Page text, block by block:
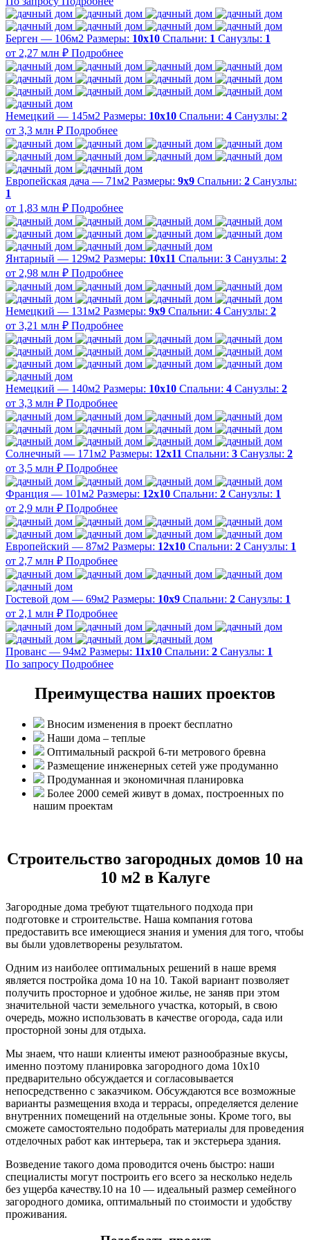
Берген — 106м2 Размеры: 10х10 Спальни: 1 Санузлы: 1
от 2,27 млн ₽ Подробнее
Немецкий — 145м2 Размеры: 10х10 Спальни: 4 Санузлы: 2
от 3,3 млн ₽ Подробнее
Европейская дача — 71м2 Размеры: 9х9 Спальни: 2 Санузлы:
1
от 1,83 млн ₽ Подробнее
Янтарный — 129м2 Размеры: 10х11 Спальни: 3 Санузлы: 2
от 2,98 млн ₽ Подробнее
Немецкий — 131м2 Размеры: 9х9 Спальни: 4 Санузлы: 2
от 3,21 млн ₽ Подробнее
Немецкий — 140м2 Размеры: 10х10 Спальни: 4 Санузлы: 2
от 3,3 млн ₽ Подробнее
Солнечный — 171м2 Размеры: 12х11 Спальни: 3 Санузлы: 2
от 3,5 млн ₽ Подробнее
Франция — 101м2 Размеры: 12х10 Спальни: 2 Санузлы: 1
от 2,9 млн ₽ Подробнее
Европейский — 87м2 Размеры: 12х10 Спальни: 2 Санузлы: 1
от 2,7 млн ₽ Подробнее
Гостевой дом — 69м2 Размеры: 10х9 Спальни: 2 Санузлы: 1
от 2,1 млн ₽ Подробнее
Прованс — 94м2 Размеры: 11х10 Спальни: 2 Санузлы: 1
По запросу Подробнее
Преимущества наших проектов
Вносим изменения в проект бесплатно
Наши дома – теплые
Оптимальный раскрой 6-ти метрового бревна
Размещение инженерных сетей уже продуманно
Продуманная и экономичная планировка
Более 2000 семей живут в домах, построенных по
нашим проектам
Строительство загородных домов 10 на
10 м2 в Калуге
Загородные дома требуют тщательного подхода при
подготовке и строительстве. Наша компания готова
предоставить все имеющиеся знания и умения для того, чтобы
вы были удовлетворены результатом.
Одним из наиболее оптимальных решений в наше время
является постройка дома 10 на 10. Такой вариант позволяет
получить просторное и удобное жилье, не заняв при этом
значительной части земельного участка, который, в свою
очередь, можно использовать в качестве огорода, сада или
просторной зоны для отдыха.
Мы знаем, что наши клиенты имеют разнообразные вкусы,
именно поэтому планировка загородного дома 10х10
предварительно обсуждается и согласовывается
непосредственно с заказчиком. Обсуждаются все возможные
варианты размещения входа и террасы, определяется деление
внутренних помещений на отдельные зоны. Кроме того, вы
сможете самостоятельно подобрать материалы для проведения
отделочных работ как интерьера, так и экстерьера здания.
Возведение такого дома проводится очень быстро: наши
специалисты могут построить его всего за несколько недель
без ущерба качеству.10 на 10 — идеальный размер семейного
загородного домика, оптимальный по стоимости и удобству
проживания.